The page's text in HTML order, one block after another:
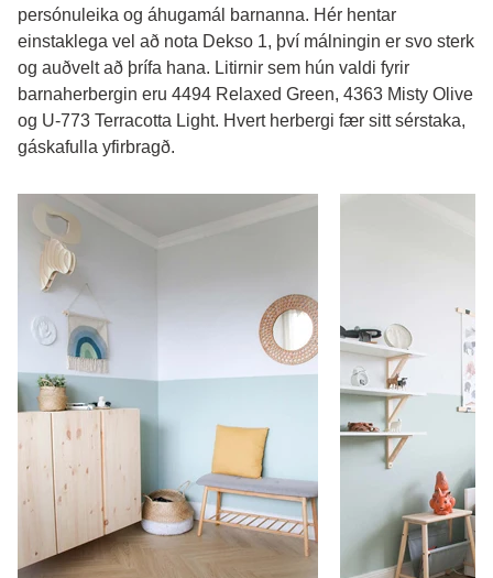
persónuleika og áhugamál barnanna. Hér hentar
einstaklega vel að nota Dekso 1, því málningin er svo sterk
og auðvelt að þrífa hana. Litirnir sem hún valdi fyrir
barnaherbergin eru 4494 Relaxed Green, 4363 Misty Olive
og U-773 Terracotta Light. Hvert herbergi fær sitt sérstaka,
gáskafulla yfirbragð.